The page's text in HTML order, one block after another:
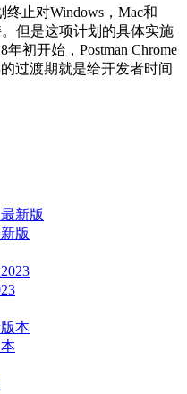
终止对Windows，Mac和
但是这项计划的具体实施
初开始，Postman Chrome
过渡期就是给开发者时间
版